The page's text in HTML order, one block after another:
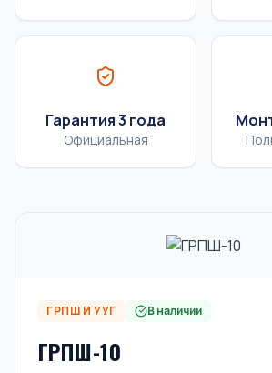
Гарантия 3 года
Официальная
ГРПШ И УУГ В наличии
ГРПШ-10